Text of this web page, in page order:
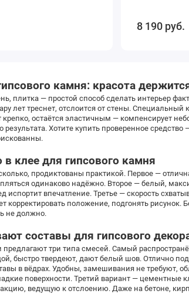
8 190 руб.
камня: красота
плитка — простой способ сделать интерьер
лет треснет, отслоится от стены.
крепко, остаётся эластичным — компенсирует
результата. Хотите купить проверенное
клее для гипсового камня
продиктованы практикой. Первое —
одинаково надёжно. Второе — белый,
испортит впечатление. Третье — скорость
корректировать положение, подгонять
не должно.
составы для гипсового
предлагают три типа смесей. Самый
быстро твердеют, дают белый шов. Отлично
в вёдрах. Удобны, замешивания не требуют,
поверхности. Третий вариант — цементные
ведущую к отслоению. Даже на бетоне,